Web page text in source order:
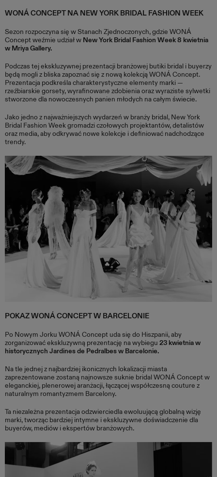
WONÁ CONCEPT NA NEW YORK BRIDAL FASHION WEEK
Sezon rozpoczyna się w Stanach Zjednoczonych, gdzie WONÁ
Concept weźmie udział w New York Bridal Fashion Week 8 kwietnia
w Mriya Gallery.
Podczas tej ekskluzywnej prezentacji branżowej butiki bridal i buyerzy
będą mogli z bliska zapoznać się z nową kolekcją WONÁ Concept.
Prezentacja podkreśla charakterystyczne elementy marki —
rzeźbiarskie gorsety, wyrafinowane zdobienia oraz wyraziste sylwetki
stworzone dla nowoczesnych panien młodych na całym świecie.
Jako jedno z najważniejszych wydarzeń w branży bridal, New York
Bridal Fashion Week gromadzi czołowych projektantów, detalistów
oraz media, aby odkrywać nowe kolekcje i definiować nadchodzące
trendy.
POKAZ WONÁ CONCEPT W BARCELONIE
Po Nowym Jorku WONÁ Concept uda się do Hiszpanii, aby
zorganizować ekskluzywną prezentację na wybiegu 23 kwietnia w
historycznych Jardines de Pedralbes w Barcelonie.
Na tle jednej z najbardziej ikonicznych lokalizacji miasta
zaprezentowane zostaną najnowsze suknie bridal WONÁ Concept w
eleganckiej, plenerowej aranżacji, łączącej współczesną couture z
naturalnym romantyzmem Barcelony.
Ta niezależna prezentacja odzwierciedla ewoluującą globalną wizję
marki, tworząc bardziej intymne i ekskluzywne doświadczenie dla
buyerów, mediów i ekspertów branżowych.